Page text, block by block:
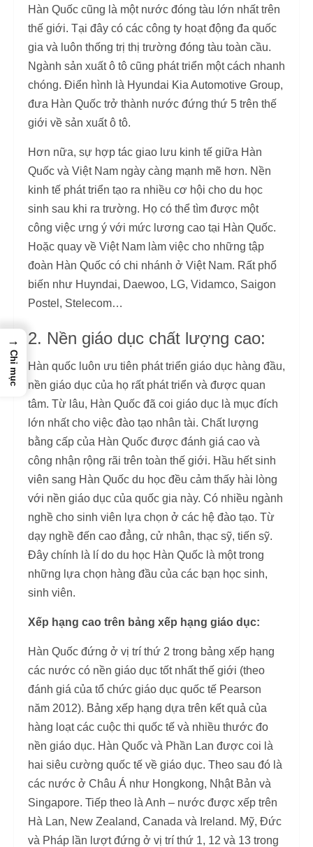
Hàn Quốc cũng là một nước đóng tàu lớn nhất trên
thế giới. Tại đây có các công ty hoạt động đa quốc
gia và luôn thống trị thị trường đóng tàu toàn cầu.
Ngành sản xuất ô tô cũng phát triển một cách nhanh
chóng. Điển hình là Hyundai Kia Automotive Group,
đưa Hàn Quốc trở thành nước đứng thứ 5 trên thế
giới về sản xuất ô tô.
Hơn nữa, sự hợp tác giao lưu kinh tế giữa Hàn
Quốc và Việt Nam ngày càng mạnh mẽ hơn. Nền
kinh tế phát triển tạo ra nhiều cơ hội cho du học
sinh sau khi ra trường. Họ có thể tìm được một
công việc ưng ý với mức lương cao tại Hàn Quốc.
Hoặc quay về Việt Nam làm việc cho những tập
đoàn Hàn Quốc có chi nhánh ở Việt Nam. Rất phổ
biến như Huyndai, Daewoo, LG, Vidamco, Saigon
Postel, Stelecom…
2. Nền giáo dục chất lượng cao:
Hàn quốc luôn ưu tiên phát triển giáo dục hàng đầu,
nền giáo dục của họ rất phát triển và được quan
tâm. Từ lâu, Hàn Quốc đã coi giáo dục là mục đích
lớn nhất cho việc đào tạo nhân tài. Chất lượng
bằng cấp của Hàn Quốc được đánh giá cao và
công nhận rộng rãi trên toàn thế giới. Hầu hết sinh
viên sang Hàn Quốc du học đều cảm thấy hài lòng
với nền giáo dục của quốc gia này. Có nhiều ngành
nghề cho sinh viên lựa chọn ở các hệ đào tạo. Từ
dạy nghề đến cao đẳng, cử nhân, thạc sỹ, tiến sỹ.
Đây chính là lí do du học Hàn Quốc là một trong
những lựa chọn hàng đầu của các bạn học sinh,
sinh viên.
Xếp hạng cao trên bảng xếp hạng giáo dục:
Hàn Quốc đứng ở vị trí thứ 2 trong bảng xếp hạng
các nước có nền giáo dục tốt nhất thế giới (theo
đánh giá của tổ chức giáo dục quốc tế Pearson
năm 2012). Bảng xếp hạng dựa trên kết quả của
hàng loạt các cuộc thi quốc tế và nhiều thước đo
nền giáo dục. Hàn Quốc và Phần Lan được coi là
hai siêu cường quốc tế về giáo dục. Theo sau đó là
các nước ở Châu Á như Hongkong, Nhật Bản và
Singapore. Tiếp theo là Anh – nước được xếp trên
Hà Lan, New Zealand, Canada và Ireland. Mỹ, Đức
và Pháp lần lượt đứng ở vị trí thứ 1, 12 và 13 trong
→
Chỉ mục